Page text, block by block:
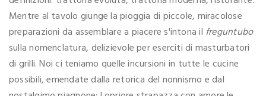
Mentre al tavolo giunge la pioggia di piccole, miracolose
preparazioni da assemblare a piacere s'intona il freguntubo
sulla nomenclatura, delizievole per eserciti di masturbatori
di grilli. Noi ci teniamo quelle incursioni in tutte le cucine
possibili, emendate dalla retorica del nonnismo e dal